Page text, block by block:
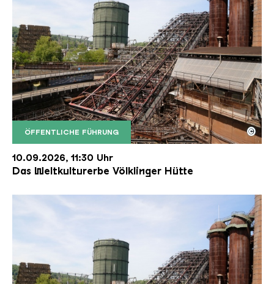
ÖFFENTLICHE FÜHRUNG
Der Erzschrägaufzug der Völklinger Hütte mit
Copyright: Weltkulturerbe Völklinger Hütte | Karl
©
10.09.2026, 11:30 Uhr
Das Weltkulturerbe Völklinger Hütte